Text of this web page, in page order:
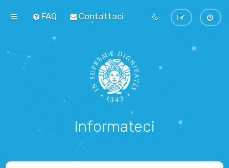
FAQ Contattaci
Informateci